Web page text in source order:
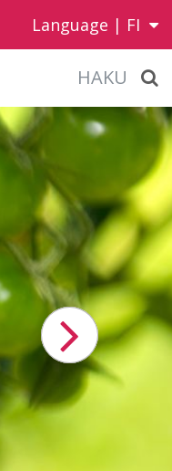
Language | FI
HAKU